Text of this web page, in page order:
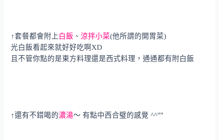
↑套餐都會附上 白飯 、涼拌小菜(他所謂的開胃菜)
光白飯看起來就好好吃啊XD
且不管你點的是東方料理還是西式料理，通通都有附白飯
↑還有不錯喝的濃湯～ 有點中西合璧的感覺 ^^""